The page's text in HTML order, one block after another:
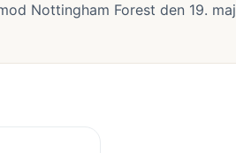
Nottingham Forest den 19. maj